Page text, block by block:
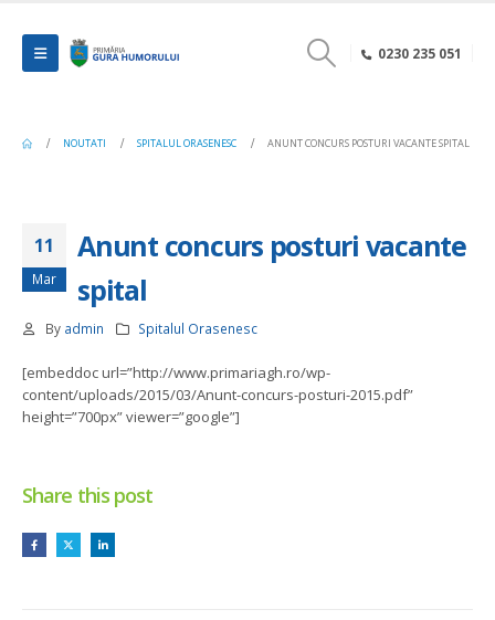
0230 235 051
NOUTATI SPITALUL ORASENESC ANUNT CONCURS POSTURI VACANTE SPITAL
11
Mar
Anunt concurs posturi vacante
spital
By admin Spitalul Orasenesc
[embeddoc url=”http://www.primariagh.ro/wp-
content/uploads/2015/03/Anunt-concurs-posturi-2015.pdf”
height=”700px” viewer=”google”]
Share this post